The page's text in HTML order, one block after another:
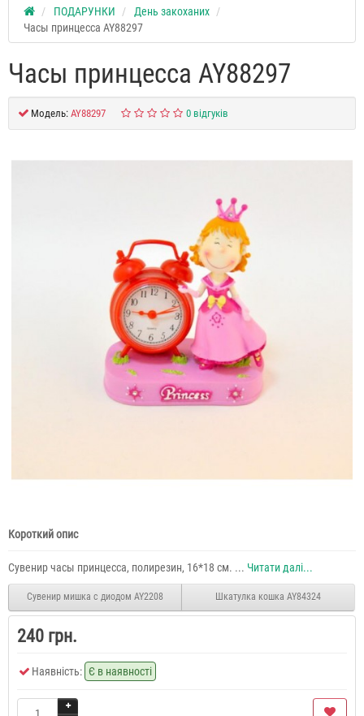
ПОДАРУНКИ
День закоханих
Часы принцесса AY88297
Часы принцесса AY88297
Модель: AY88297 0 відгуків
Короткий опис
Сувенир часы принцесса, полирезин, 16*18 см. ... Читати далі...
Сувенир мишка с диодом AY2208 Шкатулка кошка AY84324
240 грн.
Наявність: Є в наявності